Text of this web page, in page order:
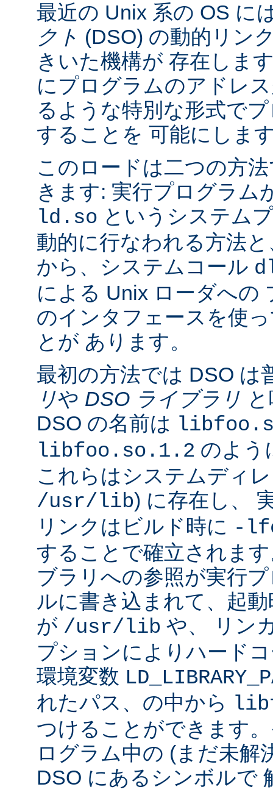
最近の Unix 系の OS に
クト (DSO) の動的リン
きいた機構が 存在しま
にプログラムのアドレ
るような特別な形式で
することを 可能にしま
このロードは二つの方
きます: 実行プログラム
ld.so というシステム
動的に行なわれる方法
から、システムコール
による Unix ローダへの
のインタフェースを使
とが あります。
最初の方法では DSO は
リや DSO ライブラリ
DSO の名前は
libfoo.so.1.2 のよう
これらはシステムディ
/usr/lib) に存在し、
リンクはビルド時に -
することで確立されま
ブラリへの参照が実行
ルに書き込まれて、起
が /usr/lib や、 リン
プションによりハード
環境変数
れたパス、の中から
つけることができます
ログラム中の (まだ未解
DSO にあるシンボルで